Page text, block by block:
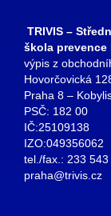
TRIVIS –
škola prevence
výpis z
Hovorčovická
Praha 8 –
PSČ: 182 00
IČ:25109138
IZO:049356062
tel./fax.: 233 543
praha@trivis.cz